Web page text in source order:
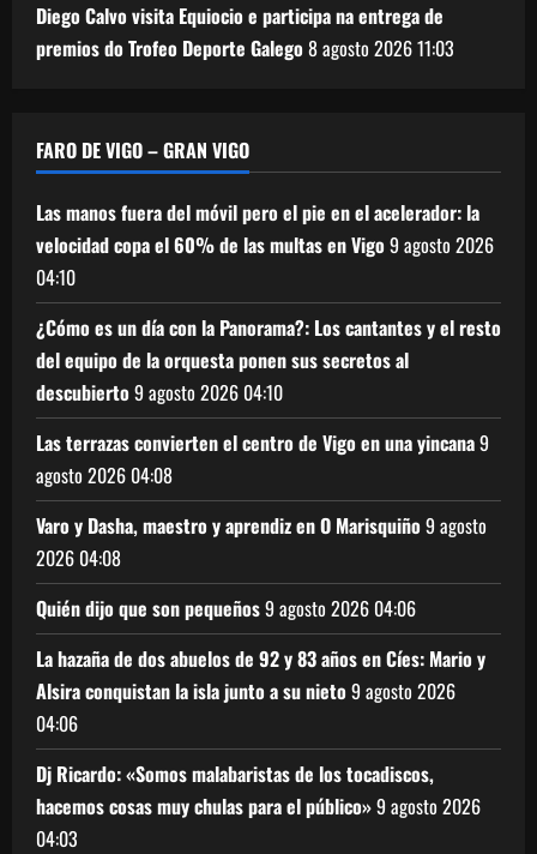
Diego Calvo visita Equiocio e participa na entrega de
premios do Trofeo Deporte Galego8 agosto 202611:03
FARO DE VIGO – GRAN VIGO
Las manos fuera del móvil pero el pie en el acelerador: la
velocidad copa el 60% de las multas en Vigo9 agosto 2026
04:10
¿Cómo es un día con la Panorama?: Los cantantes y el resto
del equipo de la orquesta ponen sus secretos al
descubierto9 agosto 2026 04:10
Las terrazas convierten el centro de Vigo en una yincana9
agosto 2026 04:08
Varo y Dasha, maestro y aprendiz en O Marisquiño9 agosto
2026 04:08
Quién dijo que son pequeños9 agosto 2026 04:06
La hazaña de dos abuelos de 92 y 83 años en Cíes: Mario y
Alsira conquistan la isla junto a su nieto9 agosto 2026
04:06
Dj Ricardo: «Somos malabaristas de los tocadiscos,
hacemos cosas muy chulas para el público»9 agosto 2026
04:03